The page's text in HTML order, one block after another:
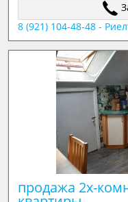
8 (921) 104-48-48 -
продажа 2х-